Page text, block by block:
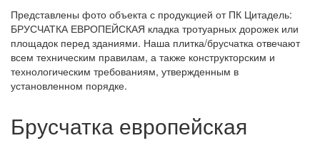
Представлены фото объекта с продукцией от ПК Цитадель:
БРУСЧАТКА ЕВРОПЕЙСКАЯ кладка тротуарных дорожек или
площадок перед зданиями. Наша плитка/брусчатка отвечают
всем техническим правилам, а также конструкторским и
технологическим требованиям, утвержденным в
установленном порядке.
Брусчатка европейская